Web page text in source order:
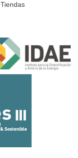
Tiendas